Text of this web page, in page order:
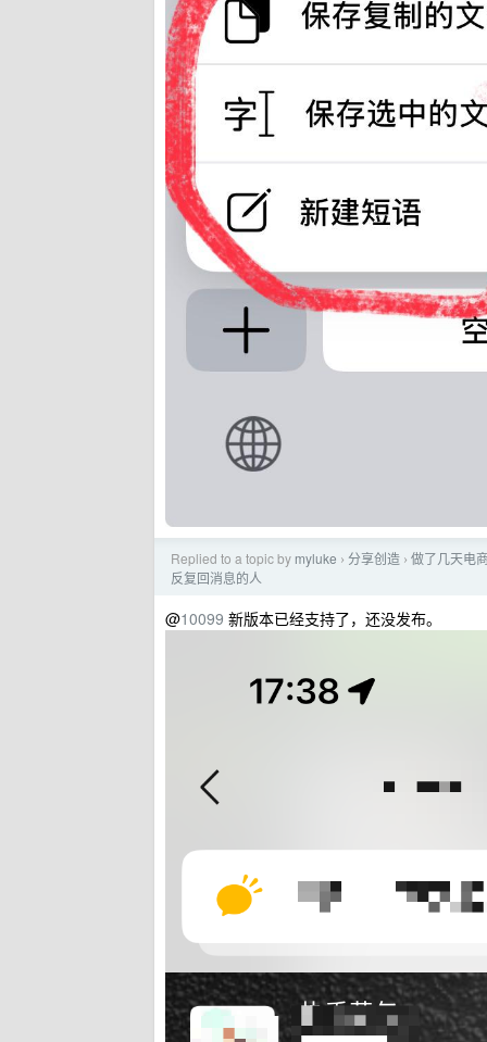
Replied to a topic by myluke › 分享创造 › 做了几天电
反复回消息的人
@10099 新版本已经支持了，还没发布。